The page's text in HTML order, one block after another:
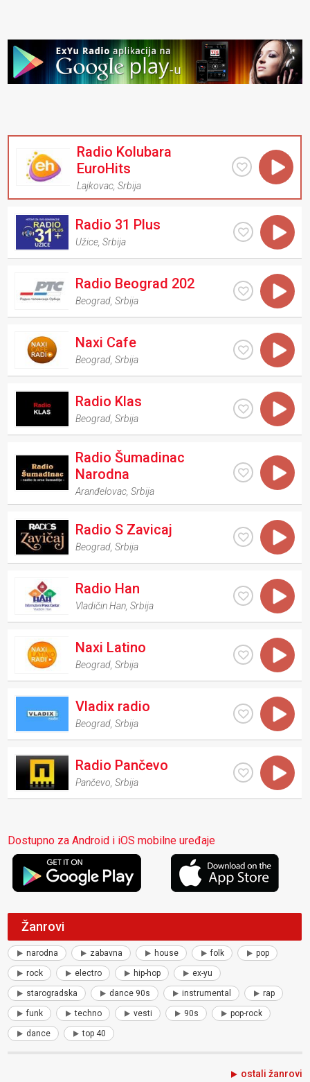
Radio Kolubara
EuroHits
Lajkovac ,Srbija
Radio 31 Plus
Užice ,Srbija
Radio Beograd 202
Beograd ,Srbija
Naxi Cafe
Beograd ,Srbija
Radio Klas
Beograd ,Srbija
Radio Šumadinac
Narodna
Aranđelovac ,Srbija
Radio S Zavicaj
Beograd ,Srbija
Radio Han
Vladičin Han ,Srbija
Naxi Latino
Beograd ,Srbija
Vladix radio
Beograd ,Srbija
Radio Pančevo
Pančevo ,Srbija
Dostupno za Android i iOS mobilne uređaje
Žanrovi
narodna zabavna house folk pop
rock electro hip-hop ex-yu
starogradska dance 90s instrumental rap
funk techno vesti 90s pop-rock
dance top 40
ostali žanrovi